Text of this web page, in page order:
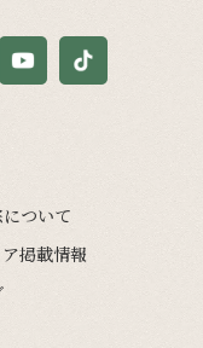
ついて
ア掲載情報